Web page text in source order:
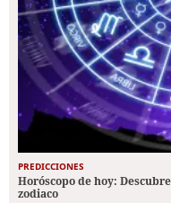
PREDICCIONES
Horóscopo de hoy:
zodiaco